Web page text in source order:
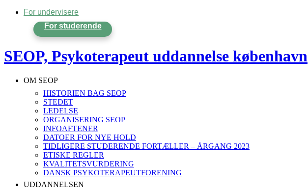
For undervisere
For studerende
SEOP, Psykoterapeut uddannelse københavn
OM SEOP
HISTORIEN BAG SEOP
STEDET
LEDELSE
ORGANISERING SEOP
INFOAFTENER
DATOER FOR NYE HOLD
TIDLIGERE STUDERENDE FORTÆLLER – ÅRGANG 2023
ETISKE REGLER
KVALITETSVURDERING
DANSK PSYKOTERAPEUTFORENING
UDDANNELSEN